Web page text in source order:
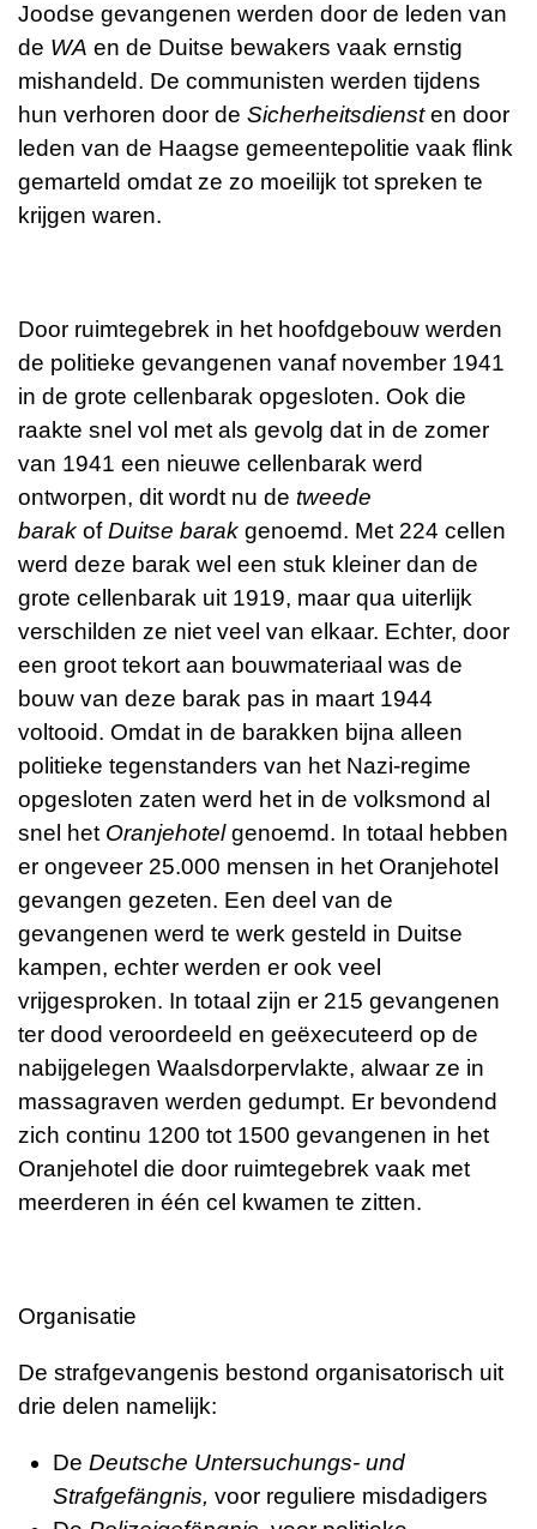
Joodse gevangenen werden door de leden van
de WA en de Duitse bewakers vaak ernstig
mishandeld. De communisten werden tijdens
hun verhoren door de Sicherheitsdienst en door
leden van de Haagse gemeentepolitie vaak flink
gemarteld omdat ze zo moeilijk tot spreken te
krijgen waren.
Door ruimtegebrek in het hoofdgebouw werden
de politieke gevangenen vanaf november 1941
in de grote cellenbarak opgesloten. Ook die
raakte snel vol met als gevolg dat in de zomer
van 1941 een nieuwe cellenbarak werd
ontworpen, dit wordt nu de tweede
barak of Duitse barak genoemd. Met 224 cellen
werd deze barak wel een stuk kleiner dan de
grote cellenbarak uit 1919, maar qua uiterlijk
verschilden ze niet veel van elkaar. Echter, door
een groot tekort aan bouwmateriaal was de
bouw van deze barak pas in maart 1944
voltooid. Omdat in de barakken bijna alleen
politieke tegenstanders van het Nazi-regime
opgesloten zaten werd het in de volksmond al
snel het Oranjehotel genoemd. In totaal hebben
er ongeveer 25.000 mensen in het Oranjehotel
gevangen gezeten. Een deel van de
gevangenen werd te werk gesteld in Duitse
kampen, echter werden er ook veel
vrijgesproken. In totaal zijn er 215 gevangenen
ter dood veroordeeld en geëxecuteerd op de
nabijgelegen Waalsdorpervlakte, alwaar ze in
massagraven werden gedumpt. Er bevondend
zich continu 1200 tot 1500 gevangenen in het
Oranjehotel die door ruimtegebrek vaak met
meerderen in één cel kwamen te zitten.
Organisatie
De strafgevangenis bestond organisatorisch uit
drie delen namelijk:
De Deutsche Untersuchungs- und
Strafgefängnis, voor reguliere misdadigers